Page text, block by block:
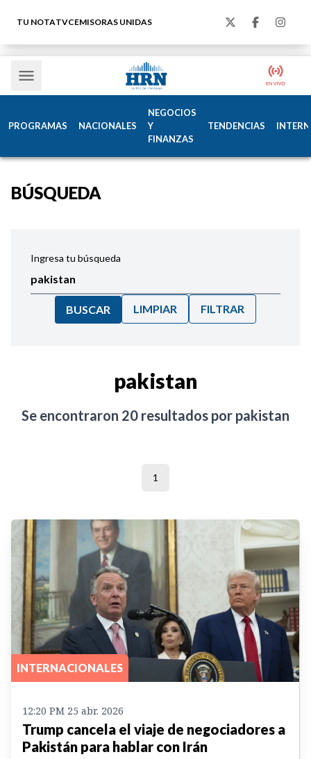
TU NOTATVCEMISORAS UNIDAS
PROGRAMAS NACIONALES
NEGOCIOS
Y
FINANZAS
TENDENCIAS
BÚSQUEDA
Ingresa tu búsqueda
BUSCAR LIMPIAR FILTRAR
pakistan
Se encontraron 20 resultados por pakistan
1
INTERNACIONALES
12:20 PM 25 abr. 2026
Trump cancela el viaje de negociadores a
Pakistán para hablar con Irán